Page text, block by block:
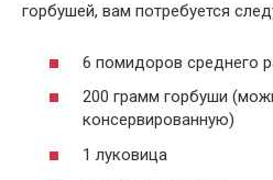
горбушей, вам потребуется
6 помидоров среднего
200 грамм горбуши
консервированную)
1 луковица